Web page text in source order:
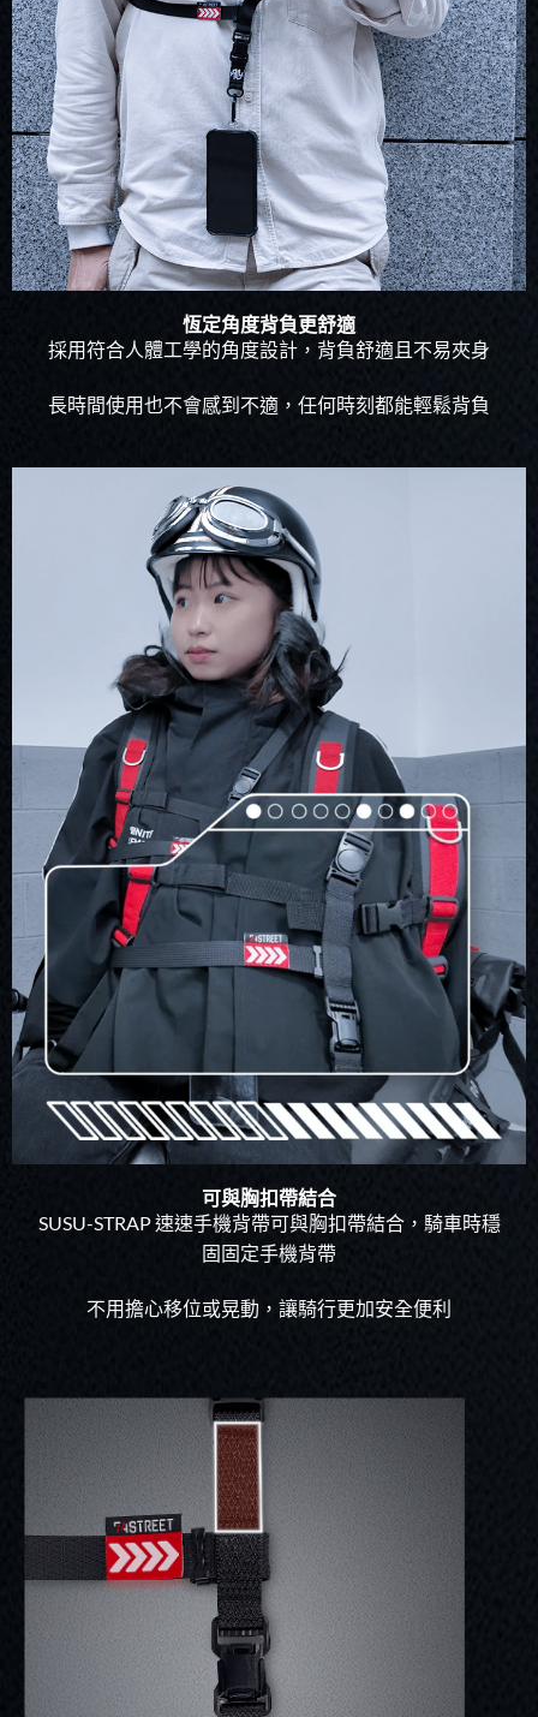
恆定角度背負更舒適
採用符合人體工學的角度設計，背負舒適且不易夾身
長時間使用也不會感到不適，任何時刻都能輕鬆背負
可與胸扣帶結合
SUSU-STRAP 速速手機背帶可與胸扣帶結合，騎車時穩
固固定手機背帶
不用擔心移位或晃動，讓騎行更加安全便利